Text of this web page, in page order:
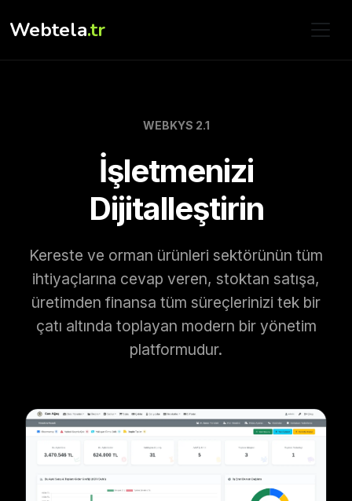
Webtela.tr
WEBKYS 2.1
İşletmenizi
Dijitalleştirin
Kereste ve orman ürünleri sektörünün tüm
ihtiyaçlarına cevap veren, stoktan satışa,
üretimden finansa tüm süreçlerinizi tek bir
çatı altında toplayan modern bir yönetim
platformudur.